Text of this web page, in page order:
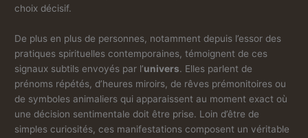
choix décisif.
De plus en plus de personnes, notamment depuis l’essor des
pratiques spirituelles contemporaines, témoignent de ces
signaux subtils envoyés par l’univers. Elles parlent de
prénoms répétés, d’heures miroirs, de rêves prémonitoires ou
de symboles animaliers qui apparaissent au moment exact où
une décision sentimentale doit être prise. Loin d’être de
simples curiosités, ces manifestations composent un véritable